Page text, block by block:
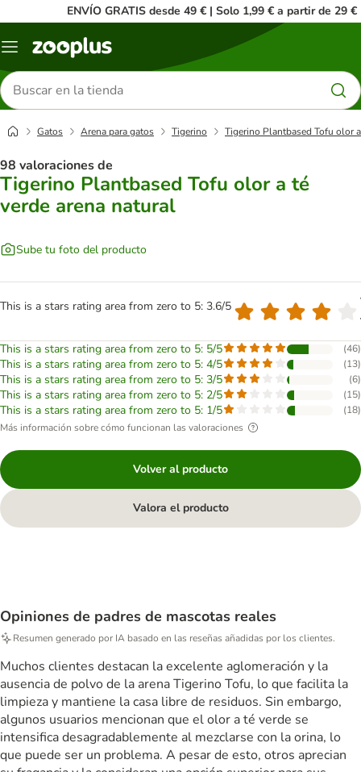
ENVÍO GRATIS desde 49 € | Solo 1,99 € a partir de 29 €
Menú
Buscar
productos
Gatos Arena para gatos Tigerino Tigerino Plantbased Tofu olor
98 valoraciones de
Tigerino Plantbased Tofu olor a té
verde arena natural
Sube tu foto del producto
This is a stars rating area from zero to 5: 3.6/5
This is a stars rating area from zero to 5: 5/5 (46)
This is a stars rating area from zero to 5: 4/5 (13)
This is a stars rating area from zero to 5: 3/5 (6)
This is a stars rating area from zero to 5: 2/5 (15)
This is a stars rating area from zero to 5: 1/5 (18)
Más información sobre cómo funcionan las valoraciones
Volver al producto
Valora el producto
Opiniones de padres de mascotas reales
Resumen generado por IA basado en las reseñas añadidas por los clientes.
Muchos clientes destacan la excelente aglomeración y la
ausencia de polvo de la arena Tigerino Tofu, lo que facilita la
limpieza y mantiene la casa libre de residuos. Sin embargo,
algunos usuarios mencionan que el olor a té verde se
intensifica desagradablemente al mezclarse con la orina, lo
que puede ser un problema. A pesar de esto, otros aprecian